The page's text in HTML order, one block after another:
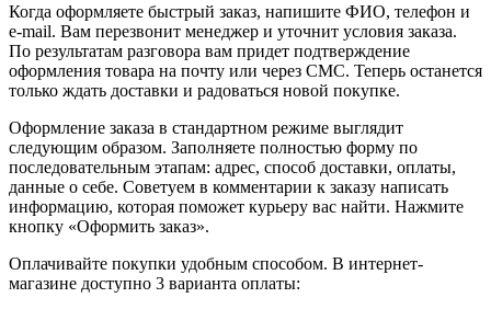
Когда оформляете быстрый заказ, напишите ФИО, телефон и
e-mail. Вам перезвонит менеджер и уточнит условия заказа.
По результатам разговора вам придет подтверждение
оформления товара на почту или через СМС. Теперь останется
только ждать доставки и радоваться новой покупке.
Оформление заказа в стандартном режиме выглядит
следующим образом. Заполняете полностью форму по
последовательным этапам: адрес, способ доставки, оплаты,
данные о себе. Советуем в комментарии к заказу написать
информацию, которая поможет курьеру вас найти. Нажмите
кнопку «Оформить заказ».
Оплачивайте покупки удобным способом. В интернет-
магазине доступно 3 варианта оплаты: